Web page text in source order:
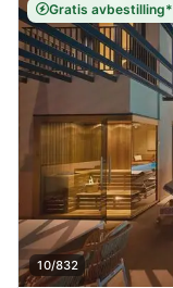
Gratis avbestilling*
10/832